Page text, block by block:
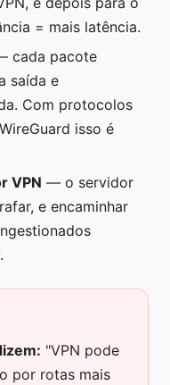
= mais latência.
cada pacote
saída e
Com protocolos
isso é
VPN — o servidor
e encaminhar
"VPN pode
por rotas mais